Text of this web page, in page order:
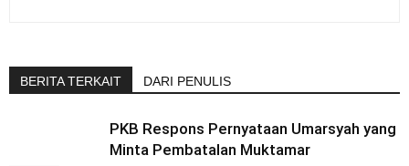
BERITA TERKAIT DARI PENULIS
PKB Respons Pernyataan Umarsyah yang
Minta Pembatalan Muktamar